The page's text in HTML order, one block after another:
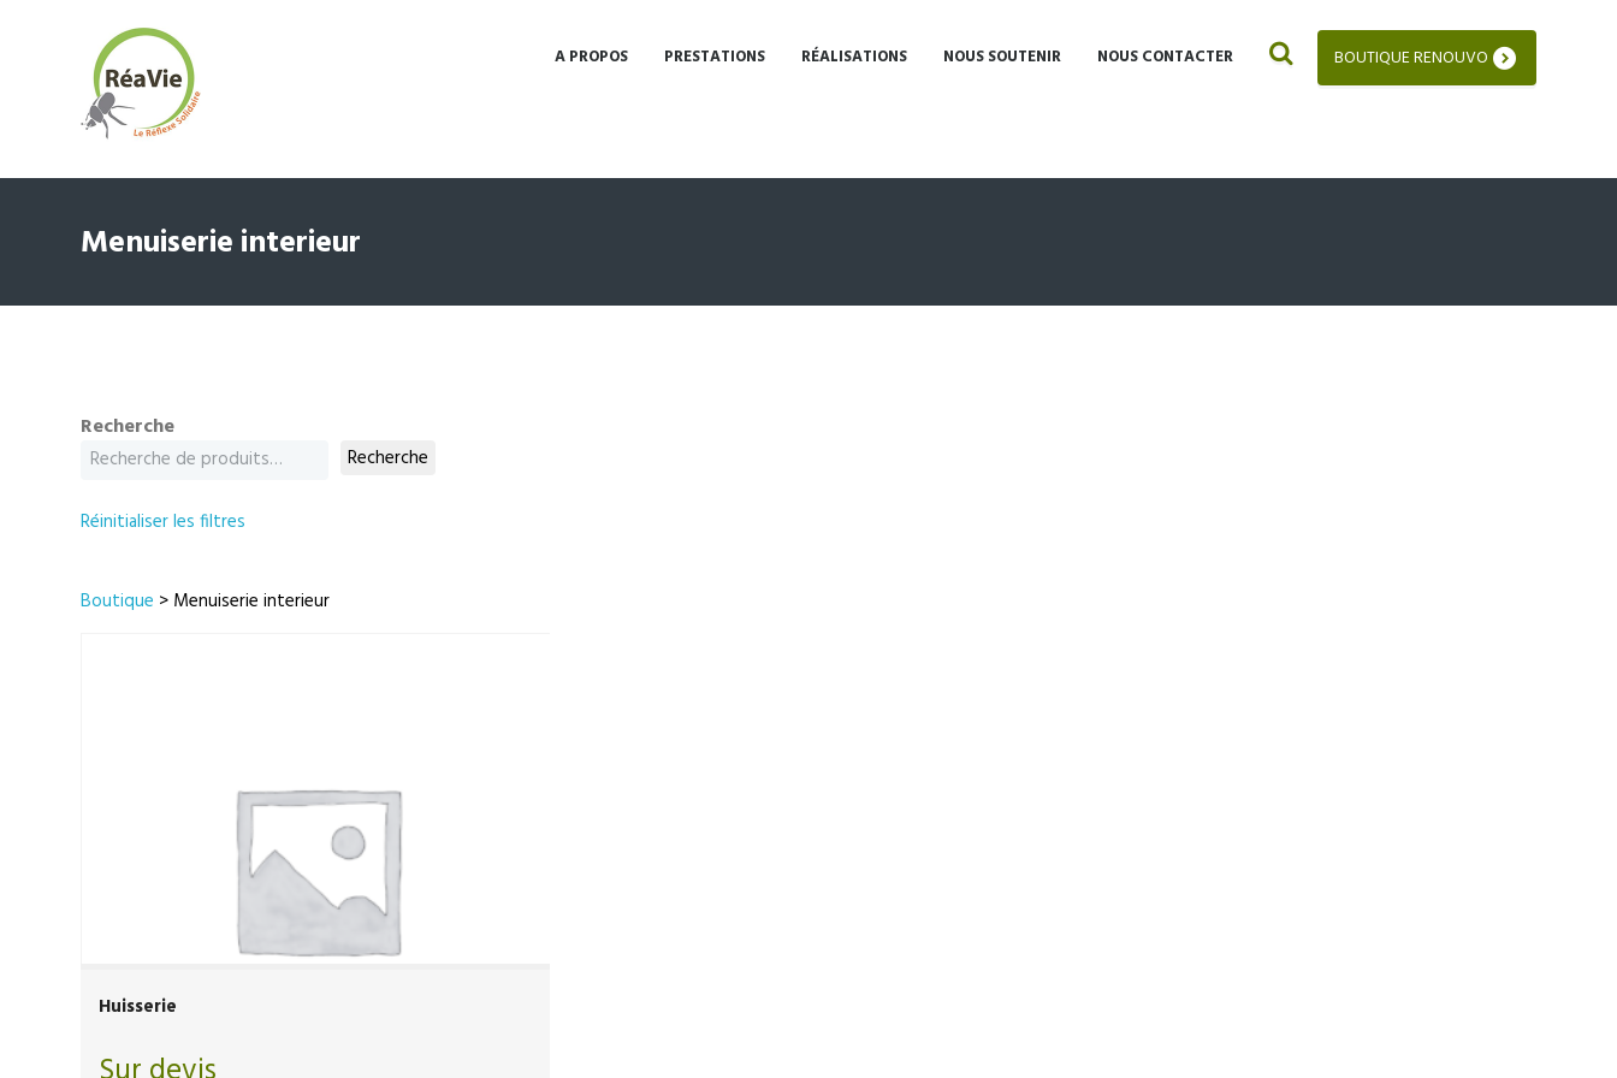
BOUTIQUE RENOUVO
A PROPOS PRESTATIONS RÉALISATIONS NOUS SOUTENIR NOUS CONTACTER
Menuiserie interieur
Recherche
Recherche
Réinitialiser les filtres
Boutique > Menuiserie interieur
Huisserie